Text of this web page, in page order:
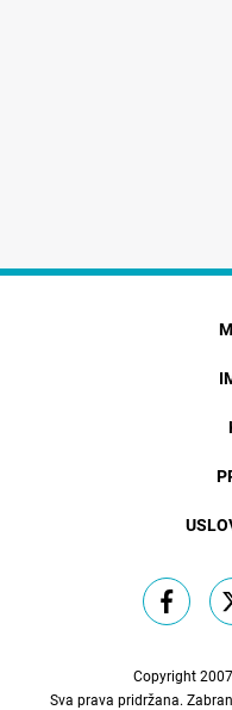
Copyright
Sva prava pridržana.